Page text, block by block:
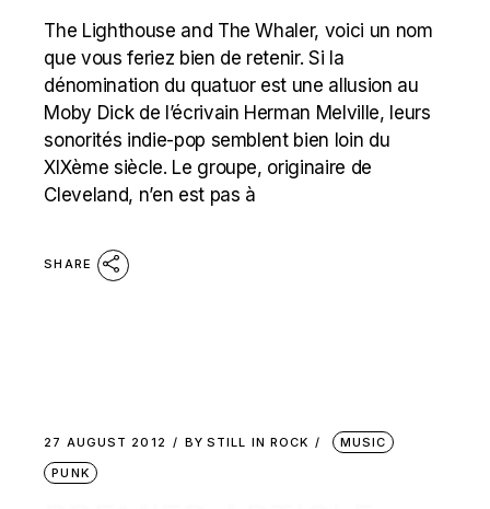
The Lighthouse and The Whaler, voici un nom
que vous feriez bien de retenir. Si la
dénomination du quatuor est une allusion au
Moby Dick de l’écrivain Herman Melville, leurs
sonorités indie-pop semblent bien loin du
XIXème siècle. Le groupe, originaire de
Cleveland, n’en est pas à
SHARE
27 AUGUST 2012 BY STILL IN ROCK
MUSIC
PUNK